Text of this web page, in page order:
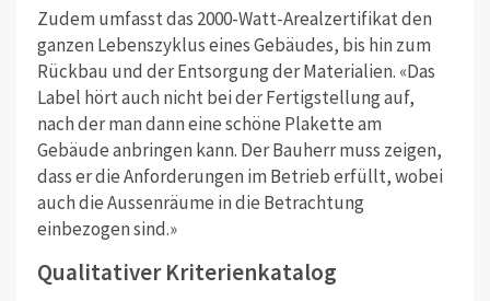
Zudem umfasst das 2000-Watt-Arealzertifikat den
ganzen Lebenszyklus eines Gebäudes, bis hin zum
Rückbau und der Entsorgung der Materialien. «Das
Label hört auch nicht bei der Fertigstellung auf,
nach der man dann eine schöne Plakette am
Gebäude anbringen kann. Der Bauherr muss zeigen,
dass er die Anforderungen im Betrieb erfüllt, wobei
auch die Aussenräume in die Betrachtung
einbezogen sind.»
Qualitativer Kriterienkatalog